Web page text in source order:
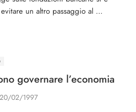
un altro passaggio al …
governare l’economia
20/02/1997